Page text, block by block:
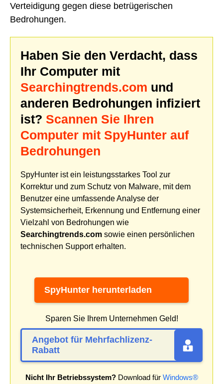
Verteidigung gegen diese betrügerischen
Bedrohungen.
Haben Sie den Verdacht, dass
Ihr Computer mit
Searchingtrends.com und
anderen Bedrohungen infiziert
ist? Scannen Sie Ihren
Computer mit SpyHunter auf
Bedrohungen
SpyHunter ist ein leistungsstarkes Tool zur
Korrektur und zum Schutz von Malware, mit dem
Benutzer eine umfassende Analyse der
Systemsicherheit, Erkennung und Entfernung einer
Vielzahl von Bedrohungen wie
Searchingtrends.com sowie einen persönlichen
technischen Support erhalten.
SpyHunter herunterladen
Sparen Sie Ihrem Unternehmen Geld!
Angebot für Mehrfachlizenz-
Rabatt
Nicht Ihr Betriebssystem?Download für Windows®